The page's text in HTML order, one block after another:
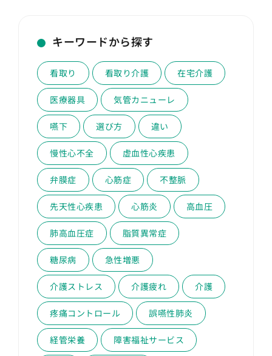
キーワードから探す
看取り 看取り介護 在宅介護
医療器具 気管カニューレ
嚥下 選び方 違い
慢性心不全 虚血性心疾患
弁膜症 心筋症 不整脈
先天性心疾患 心筋炎 高血圧
肺高血圧症 脂質異常症
糖尿病 急性増悪
介護ストレス 介護疲れ 介護
疼痛コントロール 誤嚥性肺炎
経管栄養 障害福祉サービス